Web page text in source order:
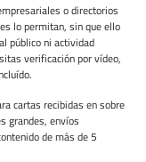
o directorios
lo permitan, sin que ello
público ni actividad
verificación por vídeo,
cartas recibidas en sobre
grandes, envíos
de más de 5